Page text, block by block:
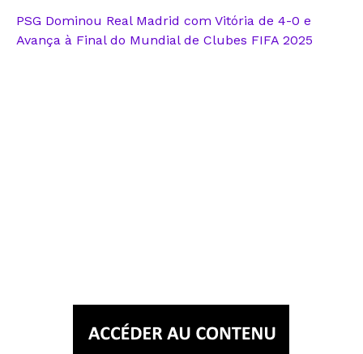
PSG Dominou Real Madrid com Vitória de 4-0 e
Avança à Final do Mundial de Clubes FIFA 2025